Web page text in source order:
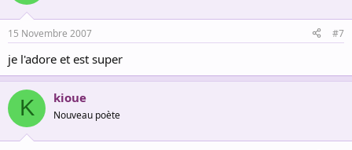
15 Novembre 2007 #7
je l'adore et est super
K kioue
Nouveau poète